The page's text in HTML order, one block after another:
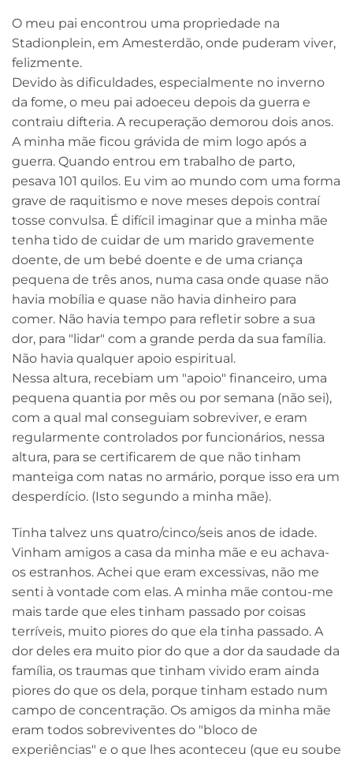
O meu pai encontrou uma propriedade na
Stadionplein, em Amesterdão, onde puderam viver,
felizmente.
Devido às dificuldades, especialmente no inverno
da fome, o meu pai adoeceu depois da guerra e
contraiu difteria. A recuperação demorou dois anos.
A minha mãe ficou grávida de mim logo após a
guerra. Quando entrou em trabalho de parto,
pesava 101 quilos. Eu vim ao mundo com uma forma
grave de raquitismo e nove meses depois contraí
tosse convulsa. É difícil imaginar que a minha mãe
tenha tido de cuidar de um marido gravemente
doente, de um bebé doente e de uma criança
pequena de três anos, numa casa onde quase não
havia mobília e quase não havia dinheiro para
comer. Não havia tempo para refletir sobre a sua
dor, para "lidar" com a grande perda da sua família.
Não havia qualquer apoio espiritual.
Nessa altura, recebiam um "apoio" financeiro, uma
pequena quantia por mês ou por semana (não sei),
com a qual mal conseguiam sobreviver, e eram
regularmente controlados por funcionários, nessa
altura, para se certificarem de que não tinham
manteiga com natas no armário, porque isso era um
desperdício. (Isto segundo a minha mãe).
Tinha talvez uns quatro/cinco/seis anos de idade.
Vinham amigos a casa da minha mãe e eu achava-
os estranhos. Achei que eram excessivas, não me
senti à vontade com elas. A minha mãe contou-me
mais tarde que eles tinham passado por coisas
terríveis, muito piores do que ela tinha passado. A
dor deles era muito pior do que a dor da saudade da
família, os traumas que tinham vivido eram ainda
piores do que os dela, porque tinham estado num
campo de concentração. Os amigos da minha mãe
eram todos sobreviventes do "bloco de
experiências" e o que lhes aconteceu (que eu soube